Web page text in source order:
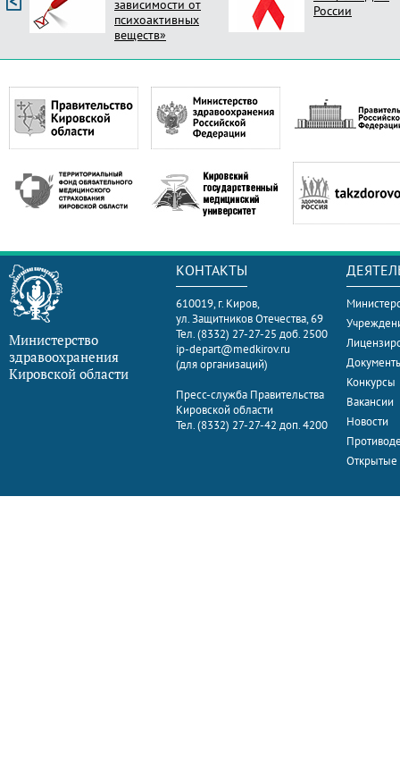
зависимости от
психоактивных
веществ»
России
Министерство
здравоохранения
Кировской области
КОНТАКТЫ
610019, г. Киров,
ул. Защитников Отечества, 69
Тел. (8332) 27-27-25 доб. 2500
ip-depart@medkirov.ru
(для организаций)
Пресс-служба Правительства
Кировской области
Тел. (8332) 27-27-42 доп. 4200
Конкурсы
Вакансии
Новости